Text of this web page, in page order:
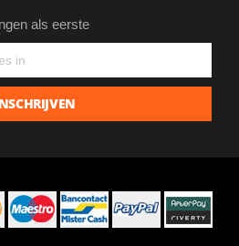
als eerste